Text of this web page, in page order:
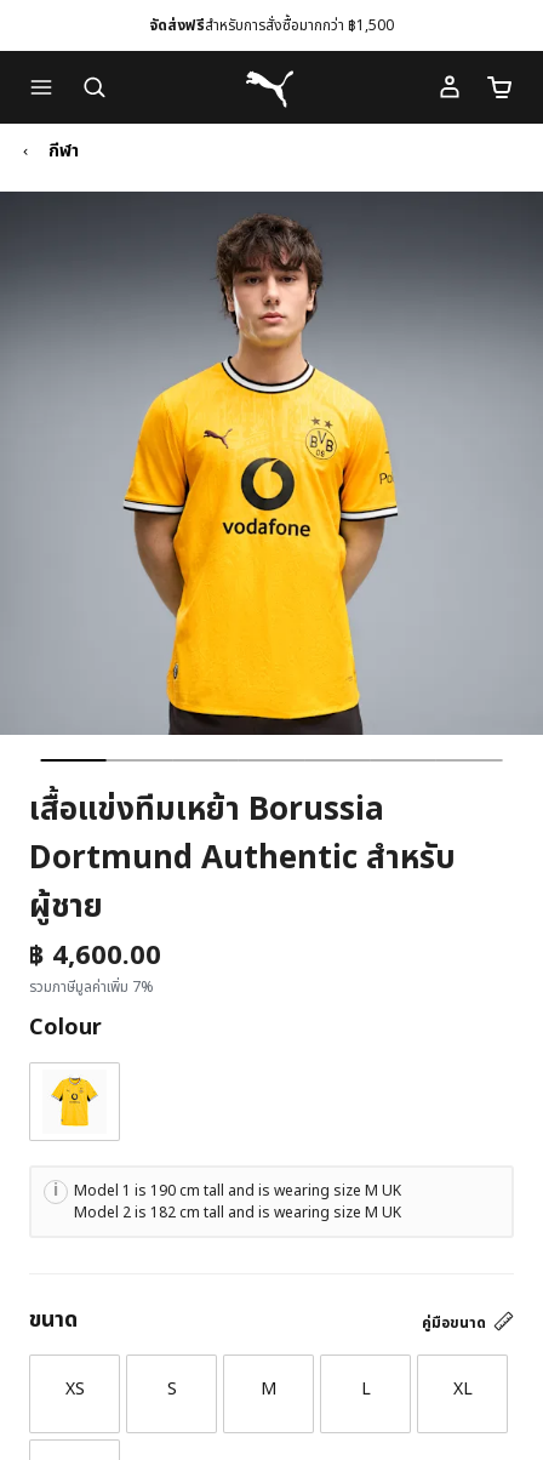
to
Main
content
to
Footer
Content
จัดส่งฟรีสำหรับการสั่งซื้อมากกว่า ฿1,500
Puma โฮม
จำนว
กีฬา
เสื้อแข่งทีมเหย้า Borussia
Dortmund Authentic สำหรับ
ผู้ชาย
฿ 4,600.00
รวมภาษีมูลค่าเพิ่ม 7%
Colour
Model 1 is 190 cm tall and is wearing size M UK
Model 2 is 182 cm tall and is wearing size M UK
คู่มือขนาด
ขนาด
XS S M L XL